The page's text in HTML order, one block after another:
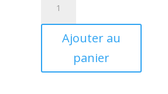
The
Barnstompers
Showcase
Ajouter au
panier